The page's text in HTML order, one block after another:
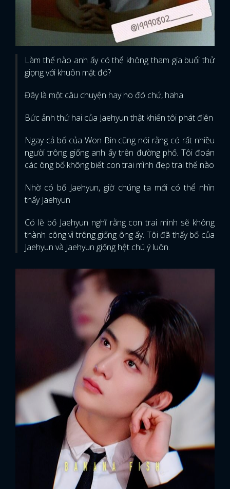
Làm thế nào anh ấy có thể không tham gia buổi thử
giọng với khuôn mặt đó?
Đây là một câu chuyện hay ho đó chứ, haha
Bức ảnh thứ hai của Jaehyun thật khiến tôi phát điên
Ngay cả bố của Won Bin cũng nói rằng có rất nhiều
người trông giống anh ấy trên đường phố. Tôi đoán
các ông bố không biết con trai mình đẹp trai thế nào
Nhờ có bố Jaehyun, giờ chúng ta mới có thể nhìn
thấy Jaehyun
Có lẽ bố Jaehyun nghĩ rằng con trai mình sẽ không
thành công vì trông giống ông ấy. Tôi đã thấy bố của
Jaehyun và Jaehyun giống hệt chú ý luôn.